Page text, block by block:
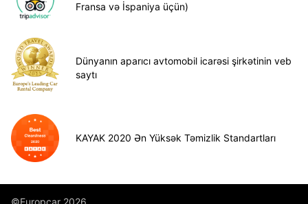
Fransa və İspaniya üçün)
Dünyanın aparıcı avtomobil icarəsi şirkətinin veb
saytı
KAYAK 2020 Ən Yüksək Təmizlik Standartları